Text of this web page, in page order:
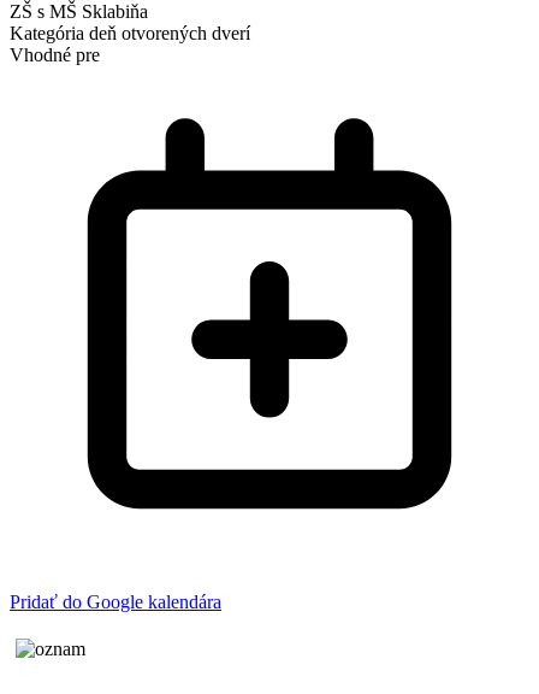
ZŠ s MŠ Sklabiňa
Kategória deň otvorených dverí
Vhodné pre
Pridať do Google kalendára